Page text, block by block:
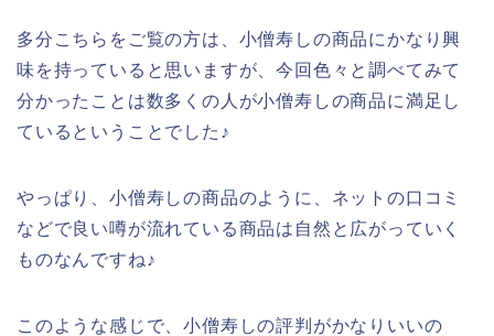
多分こちらをご覧の方は、小僧寿しの商品にかなり興
味を持っていると思いますが、今回色々と調べてみて
分かったことは数多くの人が小僧寿しの商品に満足し
ているということでした♪
やっぱり、小僧寿しの商品のように、ネットの口コミ
などで良い噂が流れている商品は自然と広がっていく
ものなんですね♪
このような感じで、小僧寿しの評判がかなりいいの